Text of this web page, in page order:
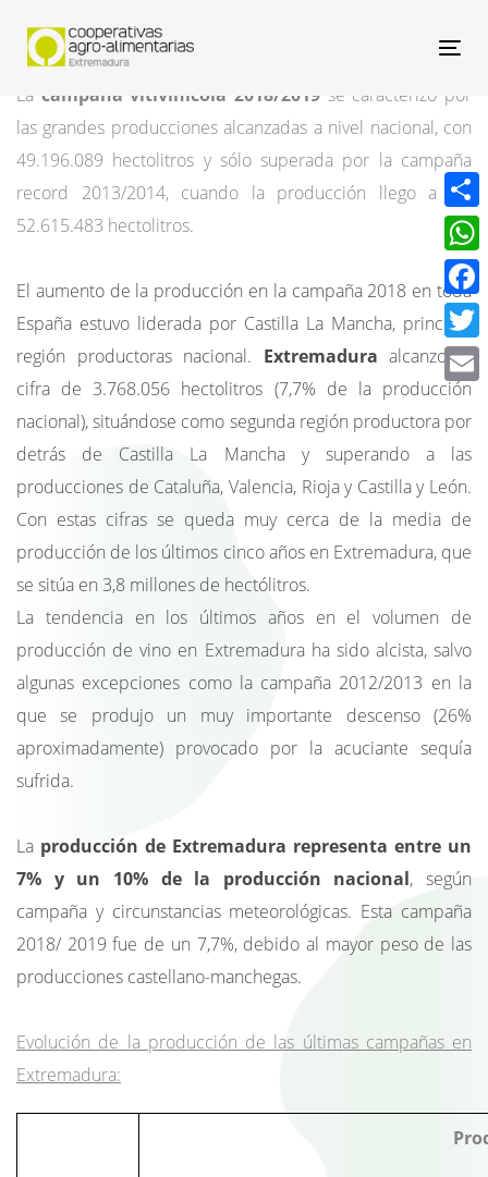
La campaña vitivinícola 2018/2019 se caracterizó por
las grandes producciones alcanzadas a nivel nacional, con
49.196.089 hectolitros y sólo superada por la campaña
record 2013/2014, cuando la producción llego a los
52.615.483 hectolitros.
El aumento de la producción en la campaña 2018 en toda
España estuvo liderada por Castilla La Mancha, principal
región productoras nacional. Extremadura alcanzo la
cifra de 3.768.056 hectolitros (7,7% de la producción
nacional), situándose como segunda región productora por
detrás de Castilla La Mancha y superando a las
producciones de Cataluña, Valencia, Rioja y Castilla y León.
Con estas cifras se queda muy cerca de la media de
producción de los últimos cinco años en Extremadura, que
se sitúa en 3,8 millones de hectólitros.
La tendencia en los últimos años en el volumen de
producción de vino en Extremadura ha sido alcista, salvo
algunas excepciones como la campaña 2012/2013 en la
que se produjo un muy importante descenso (26%
aproximadamente) provocado por la acuciante sequía
sufrida.
La producción de Extremadura representa entre un
7% y un 10% de la producción nacional, según
campaña y circunstancias meteorológicas. Esta campaña
2018/ 2019 fue de un 7,7%, debido al mayor peso de las
producciones castellano-manchegas.
Evolución de la producción de las últimas campañas en
Extremadura:
Email